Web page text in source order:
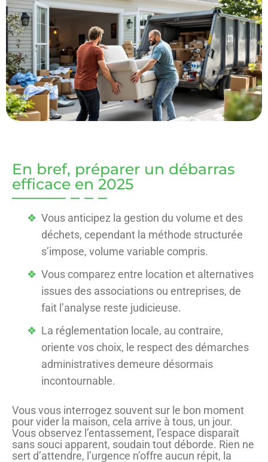
En bref, préparer un débarras
efficace en 2025
Vous anticipez la gestion du volume et des
déchets, cependant la méthode structurée
s’impose, volume variable compris.
Vous comparez entre location et alternatives
issues des associations ou entreprises, de
fait l’analyse reste judicieuse.
La réglementation locale, au contraire,
oriente vos choix, le respect des démarches
administratives demeure désormais
incontournable.
Vous vous interrogez souvent sur le bon moment
pour vider la maison, cela arrive à tous, un jour.
Vous observez l’entassement, l’espace disparaît
sans souci apparent, soudain tout déborde. Rien ne
sert d’attendre, l’urgence n’offre aucun répit, la